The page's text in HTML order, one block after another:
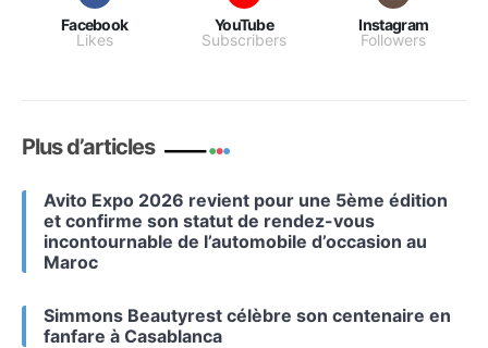
Facebook
Likes
YouTube
Subscribers
Instagram
Followers
Plus d’articles
Avito Expo 2026 revient pour une 5ème édition
et confirme son statut de rendez-vous
incontournable de l’automobile d’occasion au
Maroc
Simmons Beautyrest célèbre son centenaire en
fanfare à Casablanca